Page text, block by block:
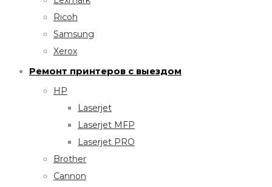
Ricoh
Samsung
Xerox
Ремонт принтеров с выездом
HP
Laserjet
Laserjet MFP
Laserjet PRO
Brother
Cannon